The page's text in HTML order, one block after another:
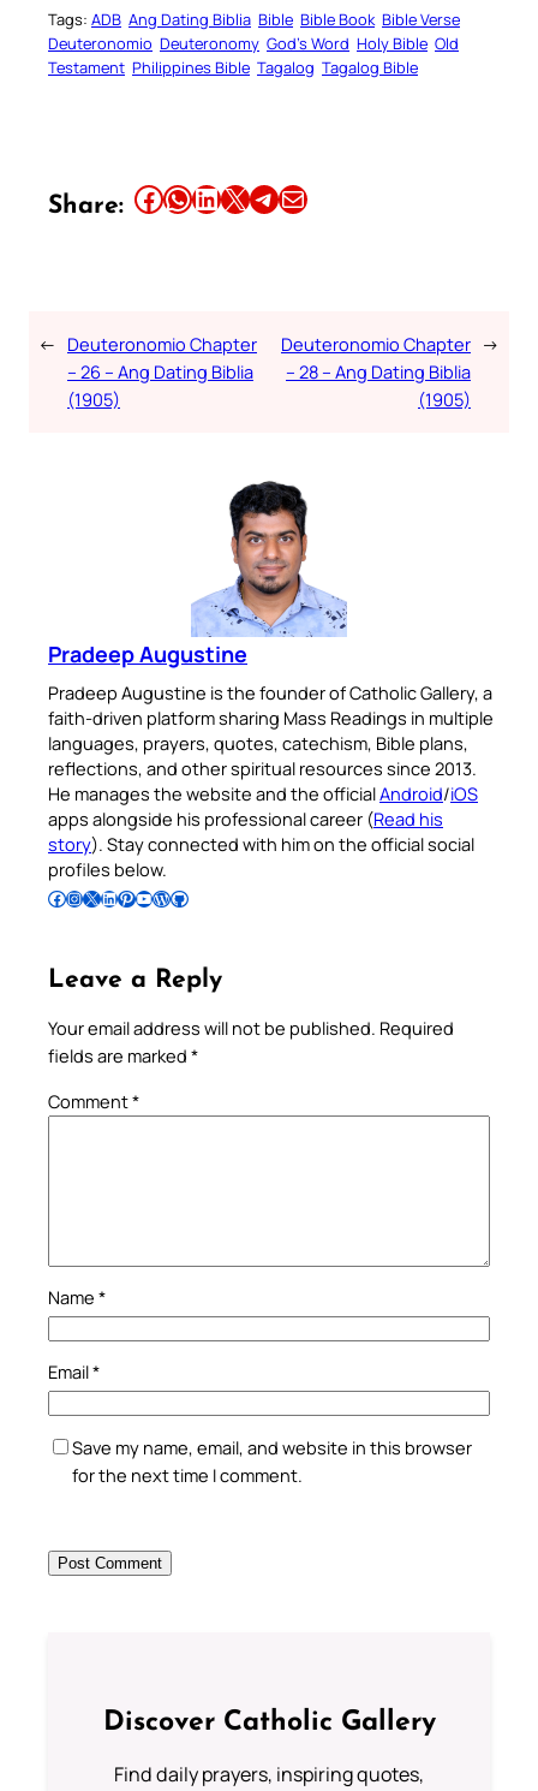
Tags: ADB Ang Dating Biblia Bible Bible Book Bible Verse
Deuteronomio Deuteronomy God’s Word Holy Bible Old
Testament Philippines Bible Tagalog Tagalog Bible
Share: Share this article on Facebook Share this article on WhatsApp Share this article on LinkedIn Share this article on X Share this article on TelegramEmail this Article
← Deuteronomio Chapter
– 26 – Ang Dating Biblia
(1905)
Deuteronomio Chapter
– 28 – Ang Dating Biblia
(1905)
→
Pradeep Augustine
Pradeep Augustine is the founder of Catholic Gallery, a
faith-driven platform sharing Mass Readings in multiple
languages, prayers, quotes, catechism, Bible plans,
reflections, and other spiritual resources since 2013.
He manages the website and the officialAndroid/iOS
apps alongside his professional career (Read his
story). Stay connected with him on the official social
profiles below.
Follow Pradeep on Facebook Follow Pradeep on InstagramFollow Pradeep on X Follow Pradeep on LinkedIn Follow Pradeep on Pinterest Subscribe to Pradeep’s Youtube Channel Follow Pradeep on WordPress Follow Pradeep on GitHub
Leave a Reply
Your email address will not be published. Required
fields are marked *
Comment*
Name *
Email*
Save my name, email, and website in this browser
for the next time I comment.
Discover Catholic Gallery
Find daily prayers, inspiring quotes,